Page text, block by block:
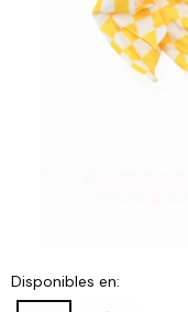
Disponibles en: